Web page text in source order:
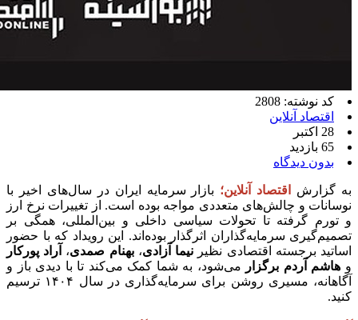
کد نوشته: 2808
اقتصاد آنلاین
28 اکتبر
65 بازدید
بدون دیدگاه
به گزارش اقتصاد آنلاین؛ بازار سرمایه ایران در سال‌های اخیر با
نوسانات و چالش‌های متعددی مواجه بوده است. از تغییرات نرخ ارز
و تورم گرفته تا تحولات سیاسی داخلی و بین‌المللی، همگی بر
تصمیم‌گیری سرمایه‌گذاران اثرگذار بوده‌اند. این رویداد که با حضور
اساتید برجسته اقتصادی نظیر نیما آزادی،بهنام صمدی، آراد پورکار
و هاشم آردم برگزار می‌شود، به شما کمک می‌کند تا با دیدی باز و
آگاهانه، مسیری روشن برای سرمایه‌گذاری در سال ۱۴۰۴ ترسیم
کنید.